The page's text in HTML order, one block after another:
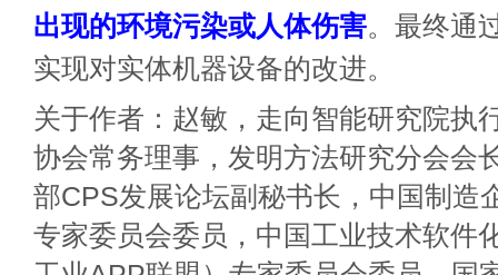
出现的环境污染或人体伤害。最终通
实现对实体机器设备的改进。
关于作者：赵敏，走向智能研究院执
协会常务理事，发明方法研究分会会
部CPS发展论坛副秘书长，中国制造
专家委员会委员，中国工业技术软件